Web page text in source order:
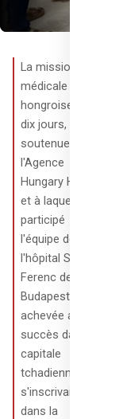
La mission
médicale
hongroise de
dix jours,
soutenue par
l'Agence
Hungary Helps
et à laquelle a
participé
l'équipe de
l'hôpital Szent
Ferenc de
Budapest, s'est
achevée avec
succès dans la
capitale
tchadienne. Elle
s'inscrivait
dans la